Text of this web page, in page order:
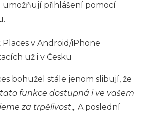
umožňují přihlášení pomocí
bohužel stále jenom slibují, že
funkce dostupná i ve vašem
za trpělivost„. A poslední